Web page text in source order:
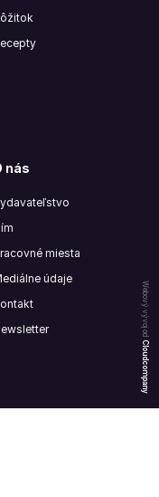
Webový vývoj od
Cloudcompany
nás
miesta
údaje